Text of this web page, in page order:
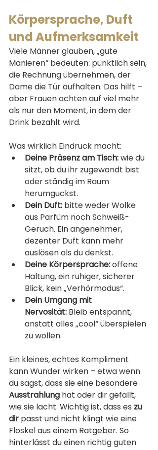
Körpersprache, Duft
und Aufmerksamkeit
Viele Männer glauben, „gute
Manieren“ bedeuten: pünktlich sein,
die Rechnung übernehmen, der
Dame die Tür aufhalten. Das hilft –
aber Frauen achten auf viel mehr
als nur den Moment, in dem der
Drink bezahlt wird.
Was wirklich Eindruck macht:
Deine Präsenz am Tisch: wie du
sitzt, ob du ihr zugewandt bist
oder ständig im Raum
herumguckst.
Dein Duft: bitte weder Wolke
aus Parfüm noch Schweiß-
Geruch. Ein angenehmer,
dezenter Duft kann mehr
auslösen als du denkst.
Deine Körpersprache: offene
Haltung, ein ruhiger, sicherer
Blick, kein „Verhörmodus“.
Dein Umgang mit
Nervosität: Bleib entspannt,
anstatt alles „cool“ überspielen
zu wollen.
Ein kleines, echtes Kompliment
kann Wunder wirken – etwa wenn
du sagst, dass sie eine besondere
Ausstrahlung hat oder dir gefällt,
wie sie lacht. Wichtig ist, dass es zu
dir passt und nicht klingt wie eine
Floskel aus einem Ratgeber. So
hinterlässt du einen richtig guten